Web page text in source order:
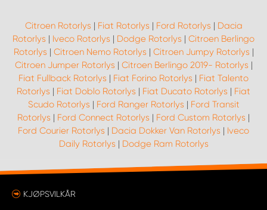
Citroen Rotorlys | Fiat Rotorlys | Ford Rotorlys | Dacia
Rotorlys | Iveco Rotorlys | Dodge Rotorlys | Citroen Berlingo
Rotorlys | Citroen Nemo Rotorlys | Citroen Jumpy Rotorlys |
Citroen Jumper Rotorlys | Citroen Berlingo 2019- Rotorlys |
Fiat Fullback Rotorlys | Fiat Forino Rotorlys | Fiat Talento
Rotorlys | Fiat Doblo Rotorlys | Fiat Ducato Rotorlys | Fiat
Scudo Rotorlys | Ford Ranger Rotorlys | Ford Transit
Rotorlys | Ford Connect Rotorlys | Ford Custom Rotorlys |
Ford Courier Rotorlys | Dacia Dokker Van Rotorlys | Iveco
Daily Rotorlys | Dodge Ram Rotorlys
KJØPSVILKÅR